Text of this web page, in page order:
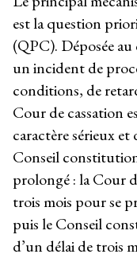
est la question
(QPC). Déposée
un incident de
conditions, de
Cour de cassation
caractère sérieux
Conseil
prolongé : la Cour
trois mois pour se
puis le Conseil
d’un délai de trois